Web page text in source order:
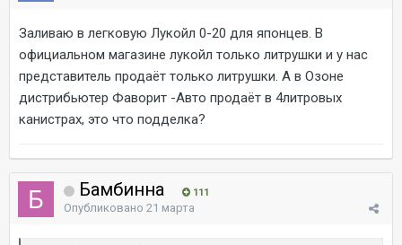
Заливаю в легковую Лукойл 0-20 для японцев. В
официальном магазине лукойл только литрушки и у нас
представитель продаёт только литрушки. А в Озоне
дистрибьютер Фаворит -Авто продаёт в 4литровых
канистрах, это что подделка?
Бамбинна 111
Опубликовано 21 марта